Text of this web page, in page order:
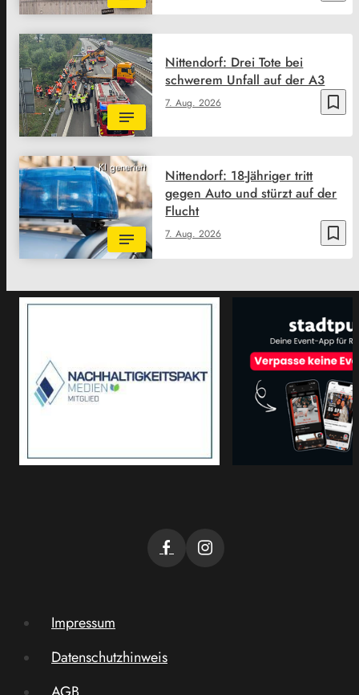
bookmark_border
7. Aug. 2026
Nittendorf: Drei Tote bei
schwerem Unfall auf der A3
KI generiert
bookmark_border
7. Aug. 2026
Nittendorf: 18-Jähriger tritt
gegen Auto und stürzt auf der
Flucht
Impressum
Datenschutzhinweis